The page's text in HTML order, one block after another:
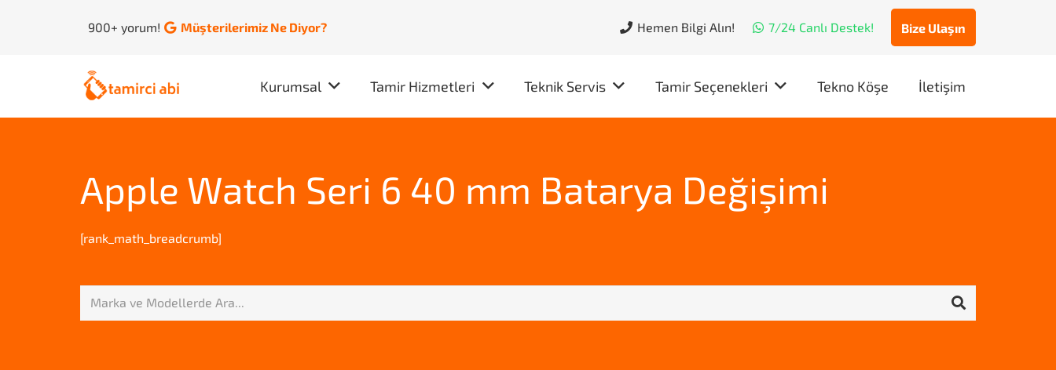
900+ yorum! Müşterilerimiz Ne Diyor? Hemen Bilgi Alın! 7/24 Canlı Destek! Bize Ulaşın
Kurumsal Tamir Hizmetleri Teknik Servis Tamir Seçenekleri Tekno Köşe İletişim
Apple Watch Seri 6 40 mm Batarya Değişimi
[rank_math_breadcrumb]